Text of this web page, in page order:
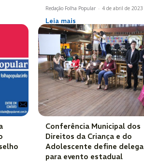
Redação Folha Popular - 4 de abril de 2023
Leia mais
Conferência Municipal dos
Direitos da Criança e do
Adolescente define
para evento estadual